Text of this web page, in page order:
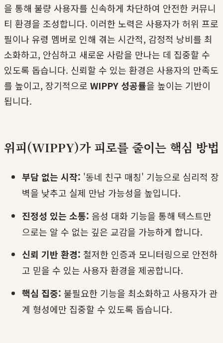
을 통해 불량 사용자를 신속하게 차단하여 안전한 커뮤니
티 환경을 조성합니다. 이러한 노력은 사용자가 허위 프로
필이나 유령 멤버로 인해 겪는 시간적, 감정적 낭비를 최
소화하고, 안심하고 새로운 사람을 만나는 데 집중할 수
있도록 돕습니다. 신뢰할 수 있는 환경은 사용자의 만족도
를 높이고, 장기적으로 WIPPY 성공률을 높이는 기반이
됩니다.
위피(WIPPY)가 피로를 줄이는 핵심 방법
부담 없는 시작: '동네 친구 매칭' 기능으로 심리적 장
벽을 낮추고 실제 만남 가능성을 높입니다.
진정성 있는 소통: 음성 대화 기능을 통해 텍스트만
으로는 알 수 없는 깊은 교감을 가능하게 합니다.
신뢰 기반 환경: 철저한 인증과 모니터링으로 안전하
고 믿을 수 있는 사용자 환경을 제공합니다.
핵심 집중: 불필요한 기능을 최소화하고 사용자가 관
계 형성에만 집중할 수 있도록 돕습니다.